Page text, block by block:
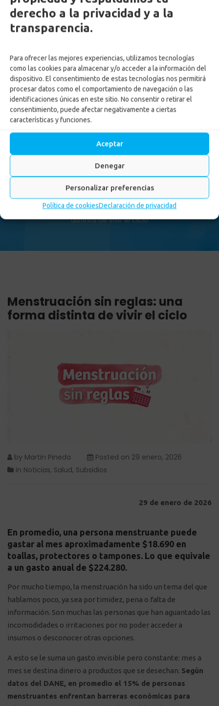
derecho a la privacidad y a la
transparencia.
Para ofrecer las mejores experiencias, utilizamos tecnologías
como las cookies para almacenar y/o acceder a la información del
dispositivo. El consentimiento de estas tecnologías nos permitirá
procesar datos como el comportamiento de navegación o las
identificaciones únicas en este sitio. No consentir o retirar el
consentimiento, puede afectar negativamente a ciertas
características y funciones.
Aceptar
Denegar
Personalizar preferencias
Política de cookiesDeclaración de privacidad
Menstruación sin reglas:
una forma distinta de vivir
el ciclo
-Noticias-Menstruación sin reglas: una forma
distinta de vivir el ciclo
Menstruación sin reglas: una
forma distinta de vivir el ciclo
by Martin Pineda Posted on 29 enero, 2026
in Noticias, Salud, Subsidios
29 de enero de 2026
En promedio, una persona menstruante puede
gastar al mes aproximadamente $18.690 en
toallas, protectores o tampones. Lo que equivale
a un gasto anual de $224.280.
Por mucho tiempo, la menstruación ha sido un tema del que
hablamos poco, ya sea por timidez, pena o falta de
información. Son muchas las personas que han aguantado las
incomodidades o irritaciones por no poder acceder a
insumos o desconocer otras opciones.
A esto se le suma un gasto invisible pero constante: mes a
mes se destina dinero a productos que se desechan. Según
datos del DANE, en promedio el 15% de personas
menstruantes enfrentan barreras económicas para